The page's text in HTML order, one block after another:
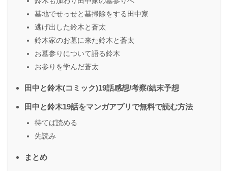
墓地でせっせと墓掃除をする田中家
逃げ出した鈴木と蒼太
鈴木家のお墓に来た鈴木と蒼太
お墓参りについて語る鈴木
お参りを学んだ蒼太
田中と鈴木(コミック)19話感想/考察/結末予想
田中と鈴木19話をマンガアプリで無料で読む方法
待てば読める
先読み
まとめ